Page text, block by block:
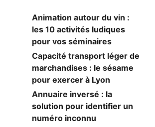
Animation autour du vin :
les 10 activités ludiques
pour vos séminaires
Capacité transport léger de
marchandises : le sésame
pour exercer à Lyon
Annuaire inversé : la
solution pour identifier un
numéro inconnu